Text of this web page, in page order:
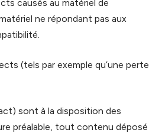
causés au matériel de
ne répondant pas aux
(tels par exemple qu’une perte
sont à la disposition des
préalable, tout contenu déposé